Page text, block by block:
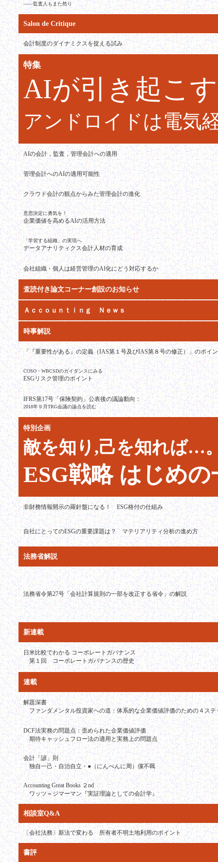
――監査人もまた然り
Salon de Critique
会計制度のダイナミクスを捉える試み
特集
AIが引き起こ
アンドロイドは電気
AIの会計，監査，管理会計への適用
管理会計へのAIの適用可能性
クラウド会計の観点からみた管理会計の進化
意思決定に勇気を！
企業価値を高めるAIの活用方法
「学習する組織」の実現へ
データアナリティクス会計人材の育成
会社組織・個人は経営管理のAI化にどう対応するか
査読付き論文コーナー創設のお知らせ
Ａｃｃｏｕｎｔｉｎｇ Ｎｅｗｓ
時事解説
「『重要性がある』の定義（IAS第１号及びIAS第８号の修正）」のポイ
COSO・WBCSDのガイダンスにみる
ESGリスク管理のポイント
IFRS第17号「保険契約」公表後の議論動向：
2018年９月TRG会議の論点を読む
特別企画
敵を知り,己を知れば…
ESG戦略 はじめの
非財務情報開示の羅針盤になる！ ESG格付の仕組み
自社にとってのESGの重要課題は？ マテリアリティ分析の進め方
法務省解説
法務省令第27号「会社計算規則の一部を改正する省令」の解説
新連載
日米比較でわかる コーポレートガバナンス
第１回 コーポレートガバナンスの歴史
連載
解題深書
ファンダメンタル投資家への道：体系的な企業価値評価のための４ステ
DCF法実務の問題点：歪められた企業価値評価
期待キャッシュフロー法の適用と実務上の問題点
会計「諺」則
独自一己・自治自立・●（にんべんに周）儻不羈
Accounting Great Books ２nd
ワッツ＝ジマーマン『実証理論としての会計学』
相談室Q&A
〔会社法務〕新法で変わる 所有者不明土地利用のポイント
書評